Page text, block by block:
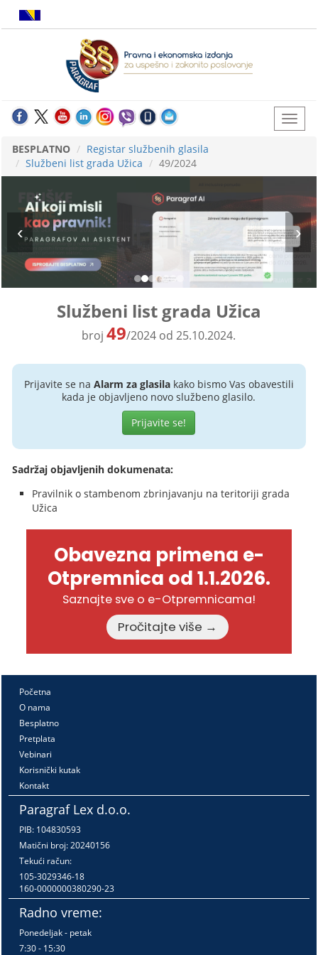
BESPLATNO
Registar službenih glasila
Službeni list grada Užica
49/2024
Službeni list grada Užica
broj49/2024 od 25.10.2024.
Prijavite se na Alarm za glasilakako bismo Vas obavestili
kada je objavljeno novo službeno glasilo.
Prijavite se!
Sadržaj objavljenih dokumenata:
Pravilnik o stambenom zbrinjavanju na teritoriji grada
Užica
Obavezna primena e-
Otpremnica od 1.1.2026.
Saznajte sve o e-Otpremnicama!
Pročitajte više →
Početna
O nama
Besplatno
Pretplata
Vebinari
Korisnički kutak
Kontakt
Paragraf Lex d.o.o.
PIB: 104830593
Matični broj: 20240156
Tekući račun:
105-3029346-18
160-0000000380290-23
Radno vreme:
Ponedeljak - petak
7:30 - 15:30